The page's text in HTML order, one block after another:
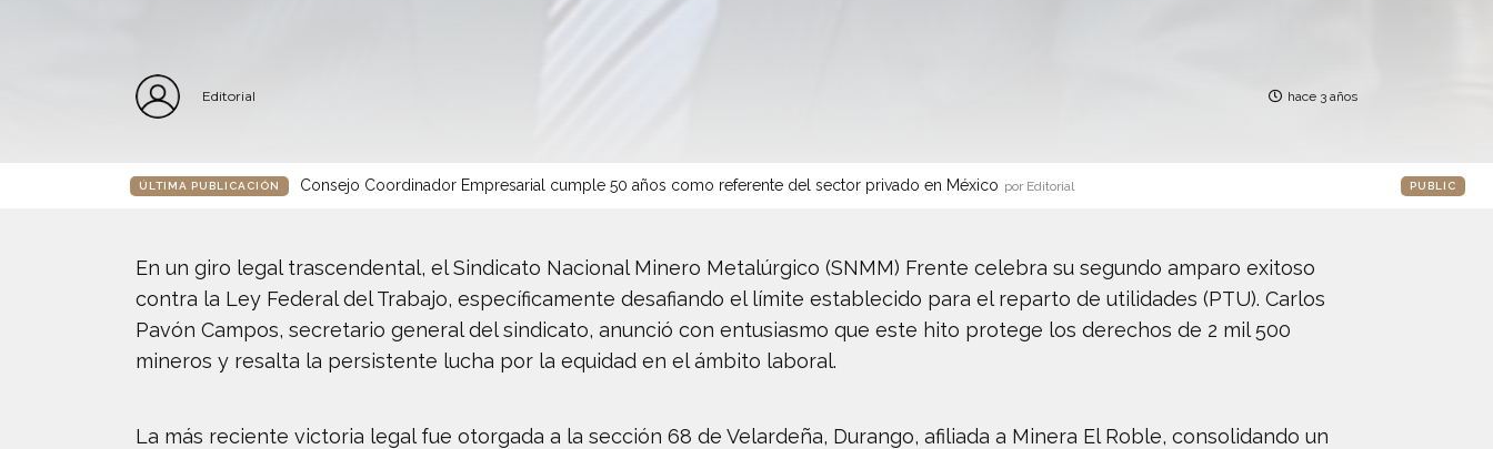
Editorial hace 3 años
ÚLTIMA PUBLICACIÓN Consejo Coordinador Empresarial cumple 50 años como referente del sector privado en México por Editorial PUBLIC
En un giro legal trascendental, el Sindicato Nacional Minero Metalúrgico (SNMM) Frente celebra su segundo amparo exitoso
contra la Ley Federal del Trabajo, específicamente desafiando el límite establecido para el reparto de utilidades (PTU). Carlos
Pavón Campos, secretario general del sindicato, anunció con entusiasmo que este hito protege los derechos de 2 mil 500
mineros y resalta la persistente lucha por la equidad en el ámbito laboral.
La más reciente victoria legal fue otorgada a la sección 68 de Velardeña, Durango, afiliada a Minera El Roble, consolidando un